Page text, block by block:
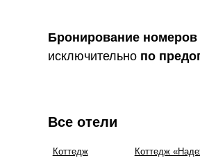
Бронирование номеров
исключительно по
Все отели
Коттедж
Коттедж